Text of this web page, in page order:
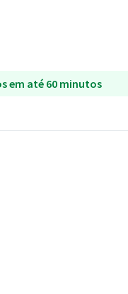
em até 60 minutos